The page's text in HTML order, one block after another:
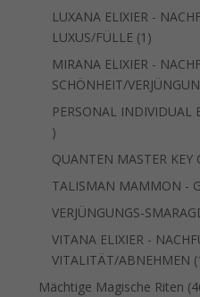
LUXANA ELIXIER -
LUXUS/FÜLLE 1 1
Produkt
MIRANA ELIXIER -
SCHÖNHEIT/
PERSONAL INDIVIDUAL
1
Produkt
QUANTEN MASTER KEY
TALISMAN MAMMON -
VERJÜNGUNGS-
VITANA ELIXIER -
VITALITÄT/ABNEHMEN
Mächtige Magische Riten